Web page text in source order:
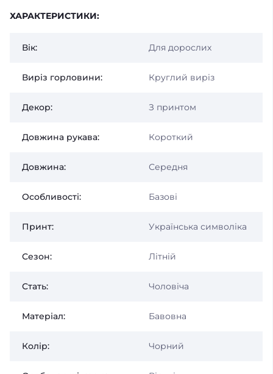
ХАРАКТЕРИСТИКИ:
Вік: Для дорослих
Виріз горловини: Круглий виріз
Декор: З принтом
Довжина рукава: Короткий
Довжина: Середня
Особливості: Базові
Принт: Українська символіка
Сезон: Літній
Стать: Чоловіча
Матеріал: Бавовна
Колір: Чорний